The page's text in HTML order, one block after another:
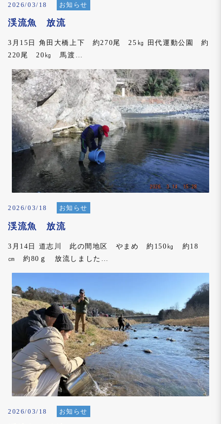
2026/03/18 お知らせ
渓流魚 放流
3月15日 角田大橋上下 約270尾 25㎏ 田代運動公園 約
220尾 20㎏ 馬渡…
2026/03/18 お知らせ
渓流魚 放流
3月14日 道志川 此の間地区 やまめ 約150㎏ 約18
㎝ 約80ｇ 放流しました…
2026/03/18 お知らせ